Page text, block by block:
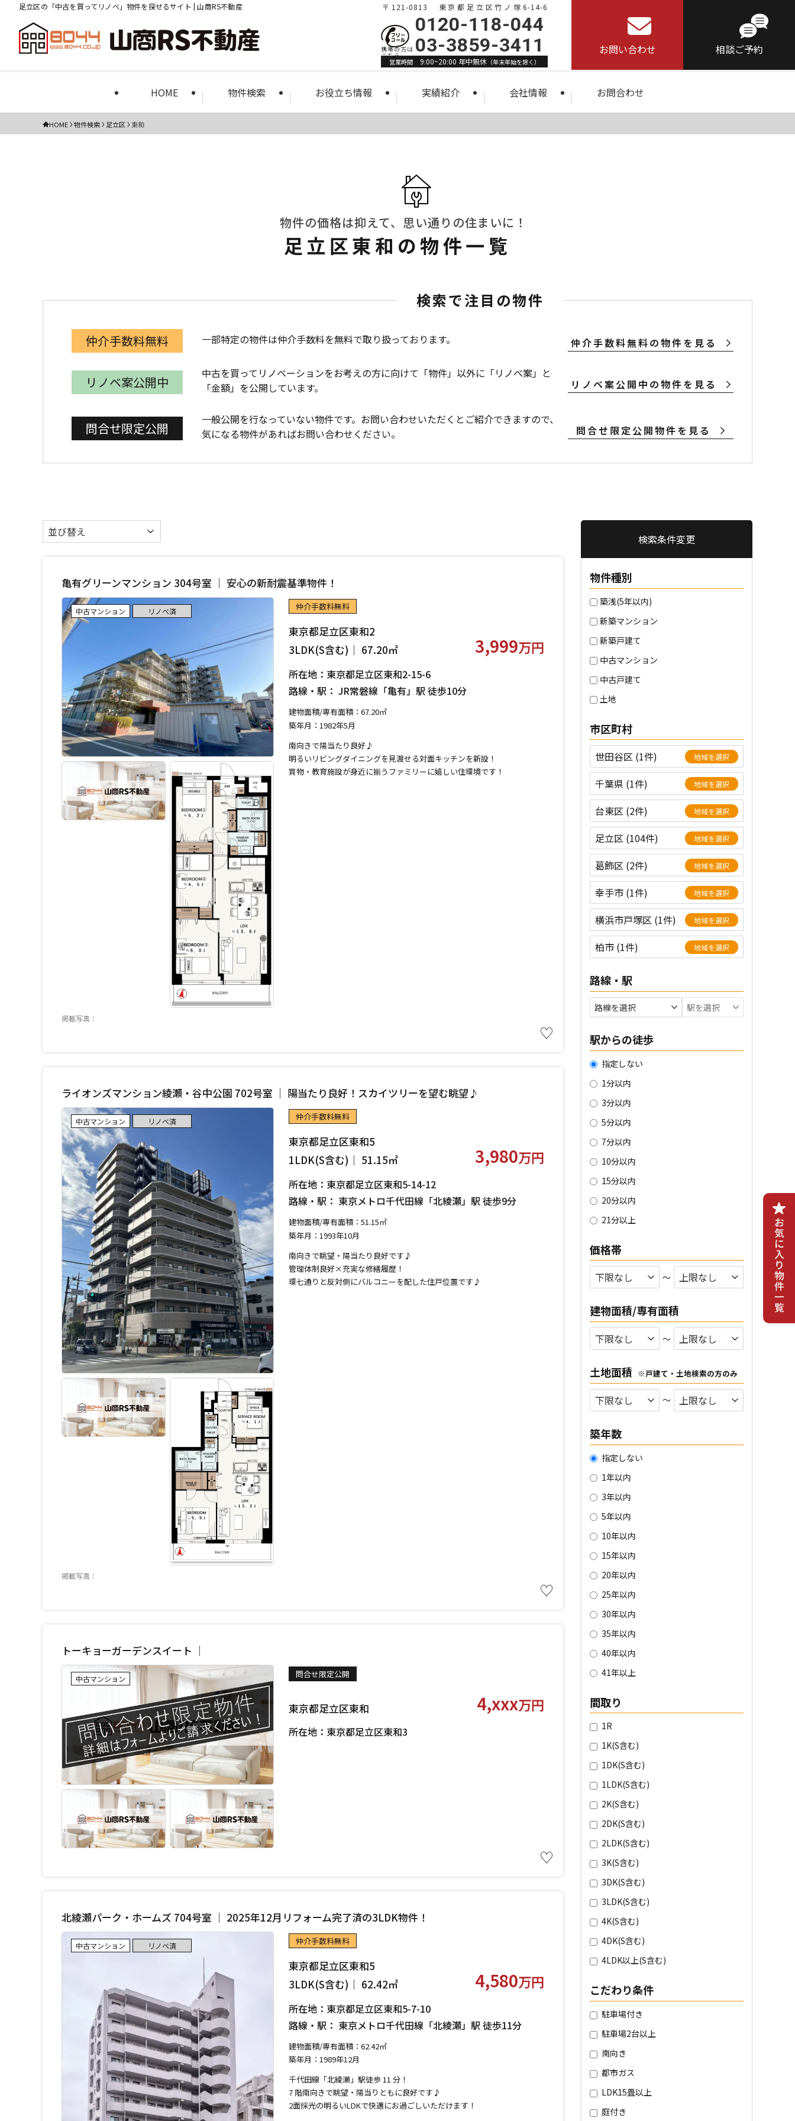
足立区の「中古を買ってリノベ」物件を探せるサイト | 山商RS不動産
HOME 物件検索 お役立ち情報 実績紹介 会社情報 お問合わせ
〒121-0813 東京都足立区竹ノ塚6-14-6
0120-118-044
03-3859-3411
営業時間9:00~20:00 年中無休（年末年始を除く）
お問い合わせ 相談ご予約
HOME 物件検索 足立区 東和
物件の価格は抑えて、思い通りの住まいに！
足立区東和の物件一覧
検索で注目の物件
仲介手数料無料 一部特定の物件は仲介手数料を無料で取り扱っております。 仲介手数料無料の物件を見る
リノベ案公開中
中古を買ってリノベーションをお考えの方に向けて「物件」以外に「リノベ案」と
「金額」を公開しています。
リノベ案公開中の物件を見る
問合せ限定公開
一般公開を行なっていない物件です。お問い合わせいただくとご紹介できますので、
気になる物件があればお問い合わせください。
問合せ限定公開物件を見る
亀有グリーンマンション 304号室 ｜ 安心の新耐震基準物件！
中古マンション リノベ済
掲載写真：
仲介手数料無料
東京都足立区東和2
3LDK(S含む)｜ 67.20㎡
3,999万円
所在地：東京都足立区東和2-15-6
路線・駅： JR常磐線「亀有」駅 徒歩10分
建物面積/専有面積：67.20㎡
築年月：1982年5月
南向きで陽当たり良好♪
明るいリビングダイニングを見渡せる対面キッチンを新設！
買物・教育施設が身近に揃うファミリーに嬉しい住環境です！
♡
ライオンズマンション綾瀬・谷中公園 702号室 ｜ 陽当たり良好！スカイツリーを望む眺望♪
中古マンション リノベ済
掲載写真：
仲介手数料無料
東京都足立区東和5
1LDK(S含む)｜ 51.15㎡
3,980万円
所在地：東京都足立区東和5-14-12
路線・駅： 東京メトロ千代田線「北綾瀬」駅 徒歩9分
建物面積/専有面積：51.15㎡
築年月：1993年10月
南向きで眺望・陽当たり良好です♪
管理体制良好×充実な修繕履歴！
環七通りと反対側にバルコニーを配した住戸位置です♪
♡
トーキョーガーデンスイート ｜
中古マンション 問合せ限定公開
東京都足立区東和 4,xxx万円
所在地：東京都足立区東和3
♡
北綾瀬パーク・ホームズ 704号室 ｜ 2025年12月リフォーム完了済の3LDK物件！
中古マンション リノベ済 仲介手数料無料
東京都足立区東和5
3LDK(S含む)｜ 62.42㎡
4,580万円
所在地：東京都足立区東和5-7-10
路線・駅： 東京メトロ千代田線「北綾瀬」駅 徒歩11分
建物面積/専有面積：62.42㎡
築年月：1989年12月
千代田線「北綾瀬」駅徒歩 11 分！
7 階南向きで眺望・陽当りともに良好です♪
2面採光の明るいLDKで快適にお過ごしいただけます！
検索条件変更
物件種別
築浅(5年以内)
新築マンション
新築戸建て
中古マンション
中古戸建て
土地
市区町村
世田谷区 (1件) 地域を選択
千葉県 (1件) 地域を選択
台東区 (2件) 地域を選択
足立区 (104件) 地域を選択
葛飾区 (2件) 地域を選択
幸手市 (1件) 地域を選択
横浜市戸塚区 (1件) 地域を選択
柏市 (1件) 地域を選択
路線・駅
駅からの徒歩
指定しない
1分以内
3分以内
5分以内
7分以内
10分以内
15分以内
20分以内
21分以上
価格帯
〜
建物面積/専有面積
〜
土地面積 ※戸建て・土地検索の方のみ
〜
築年数
指定しない
1年以内
3年以内
5年以内
10年以内
15年以内
20年以内
25年以内
30年以内
35年以内
40年以内
41年以上
間取り
1R
1K(S含む)
1DK(S含む)
1LDK(S含む)
2K(S含む)
2DK(S含む)
2LDK(S含む)
3K(S含む)
3DK(S含む)
3LDK(S含む)
4K(S含む)
4DK(S含む)
4LDK以上(S含む)
こだわり条件
駐車場付き
駐車場2台以上
南向き
都市ガス
LDK15畳以上
庭付き